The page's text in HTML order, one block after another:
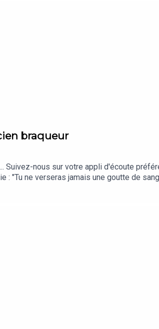
braqueur
Suivez-nous sur votre appli d'écoute
: "Tu ne verseras jamais une goutte de
et l'évènement déclencheur qui l’a